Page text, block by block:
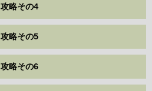
攻略その4
攻略その5
攻略その6